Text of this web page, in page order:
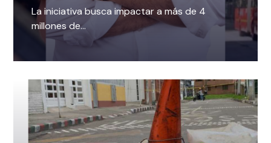
La iniciativa busca impactar a más de 4
millones de...